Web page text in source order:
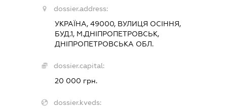
dossier.address:
УКРАЇНА, 49000, ВУЛИЦЯ ОСІННЯ,
БУД.1, М.ДНІПРОПЕТРОВСЬК,
ДНІПРОПЕТРОВСЬКА ОБЛ.
dossier.capital:
20 000 грн.
dossier.kveds: